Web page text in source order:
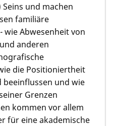
und machen
familiäre
wie Abwesenheit von
anderen
die Positioniertheit
beeinflussen und wie
Grenzen
kommen vor allem
für eine akademische